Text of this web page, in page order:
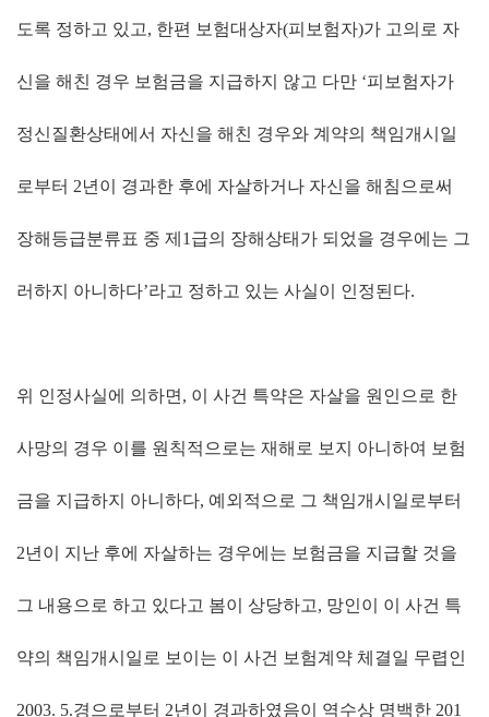
도록 정하고 있고, 한편 보험대상자(피보험자)가 고의로 자
신을 해친 경우 보험금을 지급하지 않고 다만 ‘피보험자가
정신질환상태에서 자신을 해친 경우와 계약의 책임개시일
로부터 2년이 경과한 후에 자살하거나 자신을 해침으로써
장해등급분류표 중 제 1 급의 장해상태가 되었을 경우에는 그
러하지 아니하다’라고 정하고 있는 사실이 인정된다.
위 인정사실에 의하면 , 이 사건 특약은 자살을 원인으로 한
사망의 경우 이를 원칙적으로는 재해로 보지 아니하여 보험
금을 지급하지 아니하다, 예외적으로 그 책임개시일로부터
2년이 지난 후에 자살하는 경우에는 보험금을 지급할 것을
그 내용으로 하고 있다고 봄이 상당하고, 망인이 이 사건 특
약의 책임개시일로 보이는 이 사건 보험계약 체결일 무렵인
2003. 5.경으로부터 2년이 경과하였음이 역수상 명백한 201